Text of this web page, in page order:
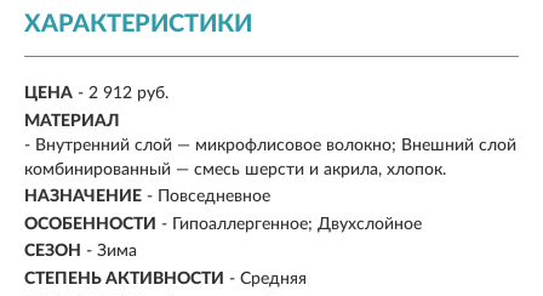
ХАРАКТЕРИСТИКИ
ЦЕНА - 2 912 руб.
МАТЕРИАЛ
- Внутренний слой — микрофлисовое волокно; Внешний слой
комбинированный — смесь шерсти и акрила, хлопок.
НАЗНАЧЕНИЕ - Повседневное
ОСОБЕННОСТИ - Гипоаллергенное; Двухслойное
СЕЗОН - Зима
СТЕПЕНЬ АКТИВНОСТИ - Средняя